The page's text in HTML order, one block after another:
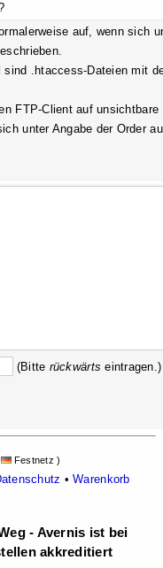
auf, wenn sich
.htaccess-Dateien mit
FTP-Client auf
unter Angabe der Order
(Bitte rückwärts eintragen.)
Festnetz )
•Warenkorb
- Avernis ist bei
akkreditiert